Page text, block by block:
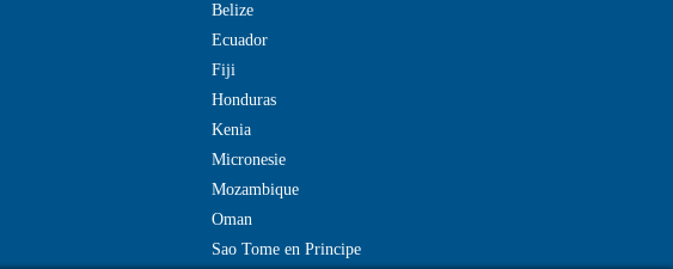
Belize
Ecuador
Fiji
Honduras
Kenia
Micronesie
Mozambique
Oman
Sao Tome en Principe